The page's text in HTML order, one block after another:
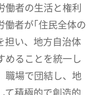
者の生活と権利
働者が｢住民全体の
担い、地方自治体
めることを統一し
職場で団結し、地